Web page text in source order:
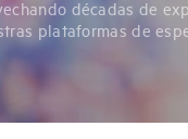
décadas de
plataformas de